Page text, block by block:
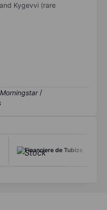
Kygevvi (rare
/
Financiere de Tubize